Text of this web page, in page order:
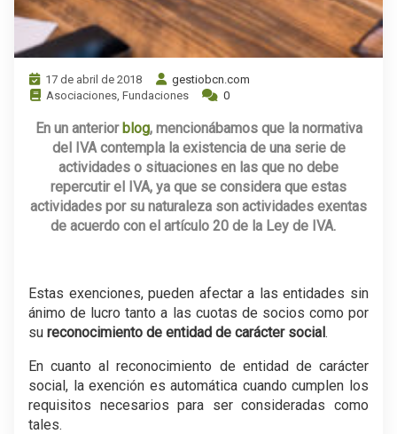
17 de abril de 2018
gestiobcn.com
Asociaciones Fundaciones 0
En un anterior blog, mencionábamos que la normativa
del IVA contempla la existencia de una serie de
actividades o situaciones en las que no debe
repercutir el IVA, ya que se considera que estas
actividades por su naturaleza son actividades exentas
de acuerdo con el artículo 20 de la Ley de IVA.
Estas exenciones, pueden afectar a las entidades sin
ánimo de lucro tanto a las cuotas de socios como por
su reconocimiento de entidad de carácter social.
En cuanto al reconocimiento de entidad de carácter
social, la exención es automática cuando cumplen los
requisitos necesarios para ser consideradas como
tales.